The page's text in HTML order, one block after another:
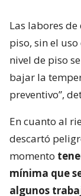
Las labores
piso, sin el
nivel de piso
bajar la
preventivo”,
En cuanto al
descartó
momento
mínima que
algunos